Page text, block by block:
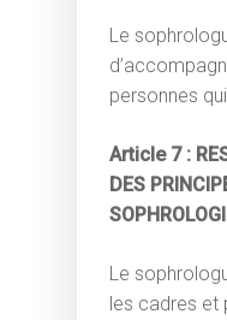
Le
personnes
Article 7 :
DES
Le
les cadres et